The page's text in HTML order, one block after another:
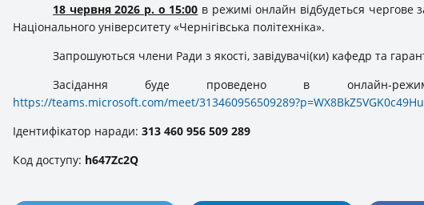
18 червня 2026 р. о 15:00 в режимі онлайн відбудеться чергове
Національного університету «Чернігівська політехніка».
Запрошуються члени Ради з якості, завідувачі(ки) кафедр та
Засідання буде проведено в онлайн-
https://teams.microsoft.com/meet/
Ідентифікатор наради: 313 460 956 509 289
Код доступу: h647Zc2Q